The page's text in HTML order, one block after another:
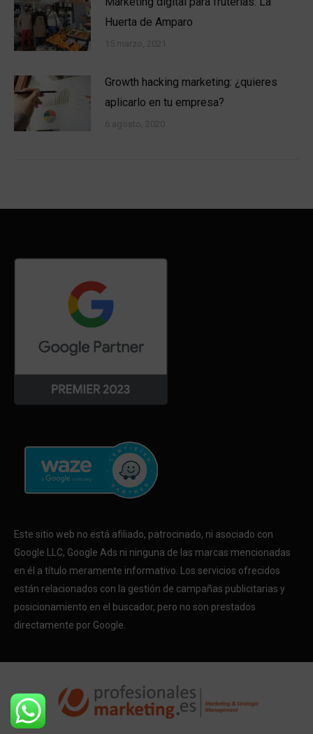
Huerta de Amparo
Growth hacking marketing: ¿quieres
aplicarlo en tu empresa?
Este sitio web no está afiliado, patrocinado, ni asociado con
Google LLC, Google Ads ni ninguna de las marcas mencionadas
en él a título meramente informativo. Los servicios ofrecidos
están relacionados con la gestión de campañas publicitarias y
posicionamiento en el buscador, pero no son prestados
directamente por Google.